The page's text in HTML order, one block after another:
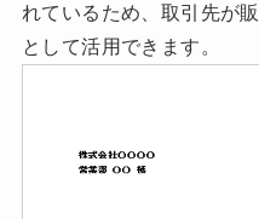
れているため、取引先が
として活用できます。